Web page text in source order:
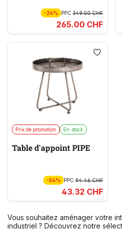
-24% PPC 349.00 CHF
265.00 CHF
Prix de promotion En stock
Table d'appoint PIPE
-54% PPC 94.46 CHF
43.32 CHF
Vous souhaitez aménager votre
industriel ? Découvrez notre